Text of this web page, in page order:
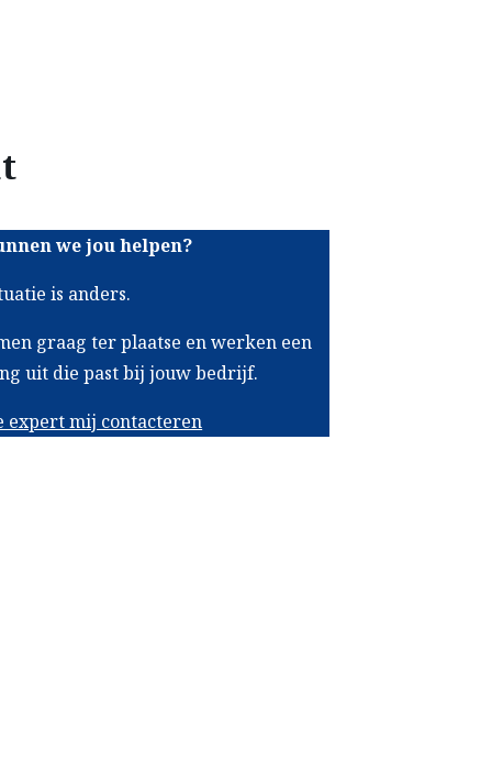
we jou helpen?
is anders.
graag ter plaatse en werken een
uit die past bij jouw bedrijf.
expert mij contacteren